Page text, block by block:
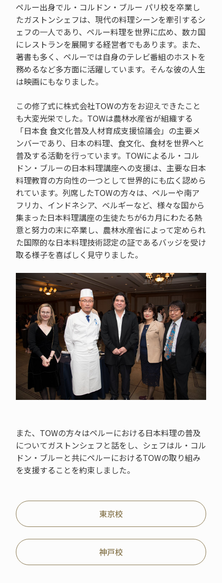
ペルー出身でル・コルドン・ブルー パリ校を卒業し
たガストンシェフは、現代の料理シーンを牽引するシ
ェフの一人であり、ペルー料理を世界に広め、数カ国
にレストランを展開する経営者でもあります。また、
著書も多く、ペルーでは自身のテレビ番組のホストを
務めるなど多方面に活躍しています。そんな彼の人生
は映画にもなりました。
この修了式に株式会社TOWの方をお迎えできたこと
も大変光栄でした。TOWは農林水産省が組織する
「日本食 食文化普及人材育成支援協議会」の主要メ
ンバーであり、日本の料理、食文化、食材を世界へと
普及する活動を行っています。TOWによるル・コル
ドン・ブルーの日本料理講座への支援は、主要な日本
料理教育の方向性の一つとして世界的にも広く認めら
れています。列席したTOWの方々は、ペルーや南ア
フリカ、インドネシア、ベルギーなど、様々な国から
集まった日本料理講座の生徒たちが6カ月にわたる熱
意と努力の末に卒業し、農林水産省によって定められ
た国際的な日本料理技術認定の証であるバッジを受け
取る様子を喜ばしく見守りました。
また、TOWの方々はペルーにおける日本料理の普及
についてガストンシェフと話をし、シェフはル・コル
ドン・ブルーと共にペルーにおけるTOWの取り組み
を支援することを約束しました。
東京校
神戸校